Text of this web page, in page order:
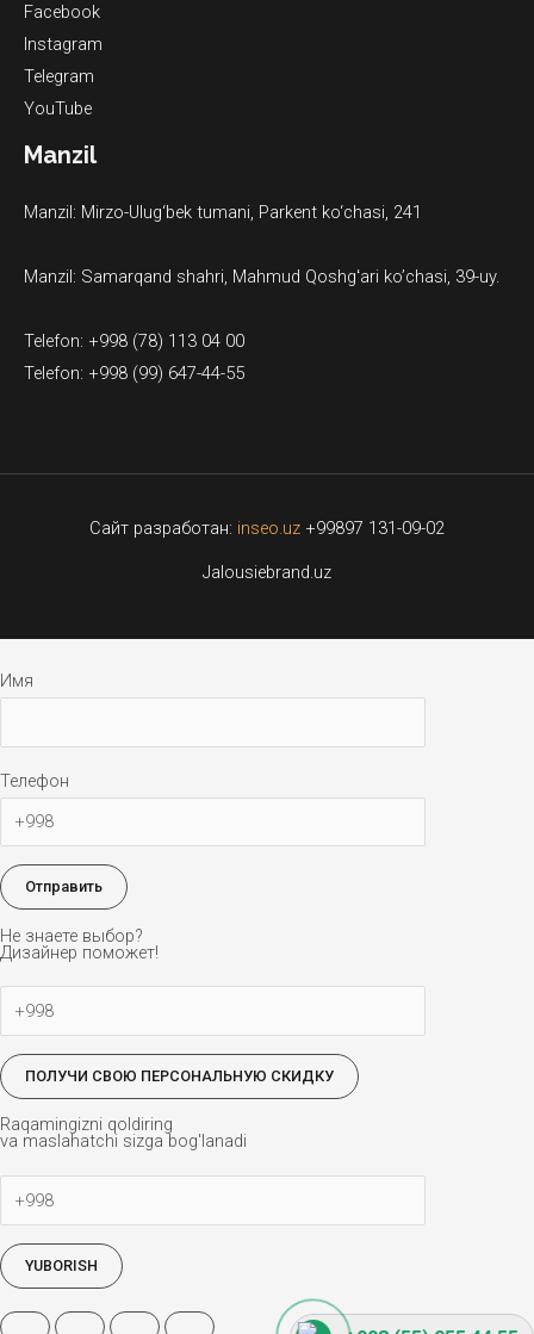
Facebook
Instagram
Telegram
YouTube
Manzil
Manzil: Mirzo-Ulug‘bek tumani, Parkent ko‘chasi, 241
Manzil: Samarqand shahri, Mahmud Qoshgʻari ko’chasi, 39-uy.
Telefon: +998 (78) 113 04 00
Telefon: +998 (99) 647-44-55
Сайт разработан: inseo.uz +99897 131-09-02
Jalousiebrand.uz
Имя
Телефон
Не знаете выбор?
Дизайнер поможет!
Raqamingizni qoldiring
va maslahatchi sizga bog'lanadi